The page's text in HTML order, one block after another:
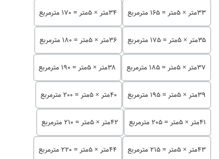
۳۳متر × 5متر = 165 مترمربع ۳۴متر × 5متر = 170 مترمربع
۳۵متر × 5متر = 175 مترمربع ۳۶متر × 5متر = 180 مترمربع
۳۷متر × 5متر = 185 مترمربع ۳۸متر × 5متر = 190 مترمربع
۳۹متر × 5متر = 195 مترمربع ۴۰متر × 5متر = 200 مترمربع
۴۱متر × 5متر = 205 مترمربع ۴۲متر × 5متر = 210 مترمربع
۴۳متر × 5متر = 215 مترمربع ۴۴متر × 5متر = 220 مترمربع